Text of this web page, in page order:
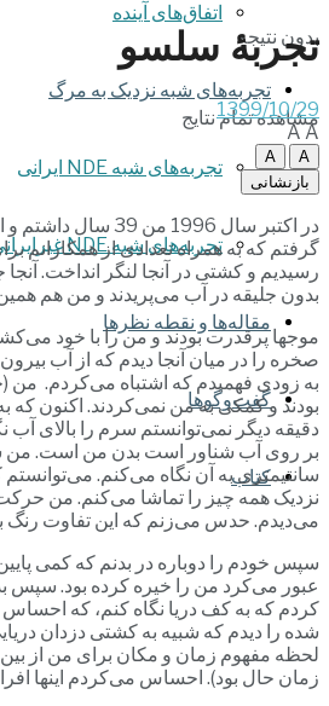
اتفاق‌های آینده
تجربه‌های شبه نزدیک به مرگ
تجربه‌های شبه NDE ایرانی
تجربه‌های شبه NDE غیرایرانی
مقاله‌ها و نقطه نظرها
گفت‌وگوها
کتاب
بدون نتیجه
مشاهده تمام نتایج
تجربۀ سلسو
1399/10/29
AA
A
A
بازنشانی
رسیدیم و کشتی در آنجا لنگر انداخت.
بدون جلیقه در آب می‌پریدند و من هم
صخره را در میان آنجا دیدم که از آب
به زودی فهمیدم که اشتباه می‌کردم. من
بودند و کمکی به من نمی‌کردند. اکنون
دقیقه دیگر نمی‌توانستم سرم را بالای
بر روی آب شناور است بدن من است. من
سانتیمتری به آن نگاه می‌کنم.
نزدیک همه چیز را تماشا می‌کنم. من
می‌دیدم. حدس می‌زنم که این تفاوت رنگ
سپس خودم را دوباره در بدنم که کمی
عبور می‌کرد من را خیره کرده بود. سپس
کردم که به کف دریا نگاه کنم، که
شده را دیدم که شبیه به کشتی دزدان
لحظه مفهوم زمان و مکان برای من از بین
زمان حال بود). احساس می‌کردم اینها